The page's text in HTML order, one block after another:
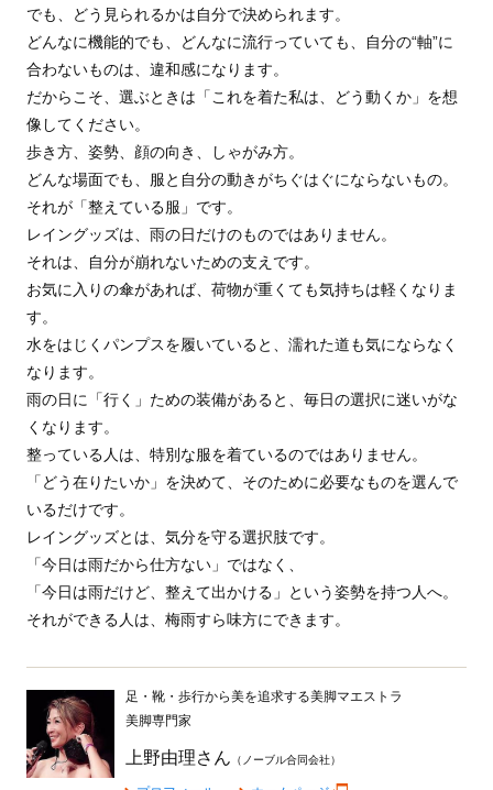
でも、どう見られるかは自分で決められます。
どんなに機能的でも、どんなに流行っていても、自分の“軸”に
合わないものは、違和感になります。
だからこそ、選ぶときは「これを着た私は、どう動くか」を想
像してください。
歩き方、姿勢、顔の向き、しゃがみ方。
どんな場面でも、服と自分の動きがちぐはぐにならないもの。
それが「整えている服」です。
レイングッズは、雨の日だけのものではありません。
それは、自分が崩れないための支えです。
お気に入りの傘があれば、荷物が重くても気持ちは軽くなりま
す。
水をはじくパンプスを履いていると、濡れた道も気にならなく
なります。
雨の日に「行く」ための装備があると、毎日の選択に迷いがな
くなります。
整っている人は、特別な服を着ているのではありません。
「どう在りたいか」を決めて、そのために必要なものを選んで
いるだけです。
レイングッズとは、気分を守る選択肢です。
「今日は雨だから仕方ない」ではなく、
「今日は雨だけど、整えて出かける」という姿勢を持つ人へ。
それができる人は、梅雨すら味方にできます。
足・靴・歩行から美を追求する美脚マエストラ
美脚専門家
上野由理さん （ノーブル合同会社）